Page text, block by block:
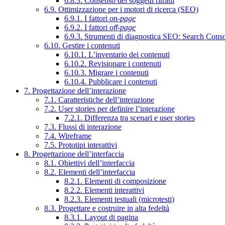
6.9. Ottimizzazione per i motori di ricerca (SEO)
6.9.1. I fattori on-page
6.9.2. I fattori off-page
6.9.3. Strumenti di diagnostica SEO: Search
6.10. Gestire i contenuti
6.10.1. L’inventario dei contenuti
6.10.2. Revisionare i contenuti
6.10.3. Migrare i contenuti
6.10.4. Pubblicare i contenuti
7. Progettazione dell’interazione
7.1. Caratteristiche dell’interazione
7.2. User stories per definire l’interazione
7.2.1. Differenza tra scenari e user stories
7.3. Flussi di interazione
7.4. Wireframe
7.5. Prototipi interattivi
8. Progettazione dell’interfaccia
8.1. Obiettivi dell’interfaccia
8.2. Elementi dell’interfaccia
8.2.1. Elementi di composizione
8.2.2. Elementi interattivi
8.2.3. Elementi testuali (microtesti)
8.3. Progettare e costruire in alta fedeltà
8.3.1. Layout di pagina